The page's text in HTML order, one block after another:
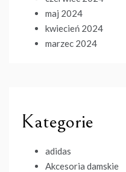
maj 2024
kwiecień 2024
marzec 2024
Kategorie
adidas
Akcesoria damskie